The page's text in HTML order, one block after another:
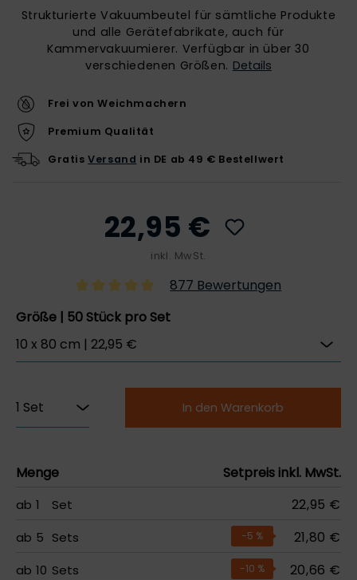
Strukturierte Vakuumbeutel für sämtliche Produkte
und alle Gerätefabrikate, auch für
Kammervakuumierer. Verfügbar in über 30
verschiedenen Größen. Details
Frei von Weichmachern
Premium Qualität
GratisVersand in DE ab 49 € Bestellwert
22,95 €
inkl. MwSt.
877 Bewertungen
Größe | 50 Stück pro Set
In den Warenkorb
Menge Setpreis inkl. MwSt.
ab 1 Set 22,95 €
ab 5 Sets -5 % 21,80 €
ab 10 Sets -10 % 20,66 €